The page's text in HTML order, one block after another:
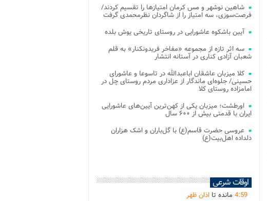
شاهین نوشهر و مس کرمان امتیازها را تقسیم کردند/
فرصت‌سوزی، سه امتیاز را از شاگردان نظرمحمدی گرفت
آیین باشکوه عاشورایی در روستای تاریخی یوش بلده
سه اثر تازه از مجموعه «مفاخر فریدونکنار» به قلم
شعبان آزادی کناری در آستانه انتشار
کلا میزبان عاشقان اباعبدالله در تاسوعا و عاشورای
حسینی/ جلوه‌ای ماندگار از عزاداری مردم روستای چل در
امامزاده روستای کلا
اورطشت؛ میزبان یکی از کهن‌ترین آیین‌های عاشورایی
ایران با قدمتی بیش از ۶۰۰ سال
عروسی حضرت قاسم(ع) با گل‌باران و اشک هزاران
دلداده اهل‌بیت(ع)
اوقات شرعی
4:59 مانده تااذان ظهر